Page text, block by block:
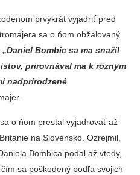
prvýkrát vyjadriť pred
sa o ňom obžalovaný
„Daniel Bombic sa ma snažil
prirovnával ma k rôznym
nadprirodzené
o ňom prestal vyjadrovať až
na Slovensko. Ozrejmil,
Bombica podal až vtedy,
sa poškodený podľa svojich